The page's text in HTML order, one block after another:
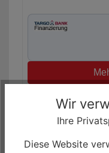
Wir
Ihre
Diese Website